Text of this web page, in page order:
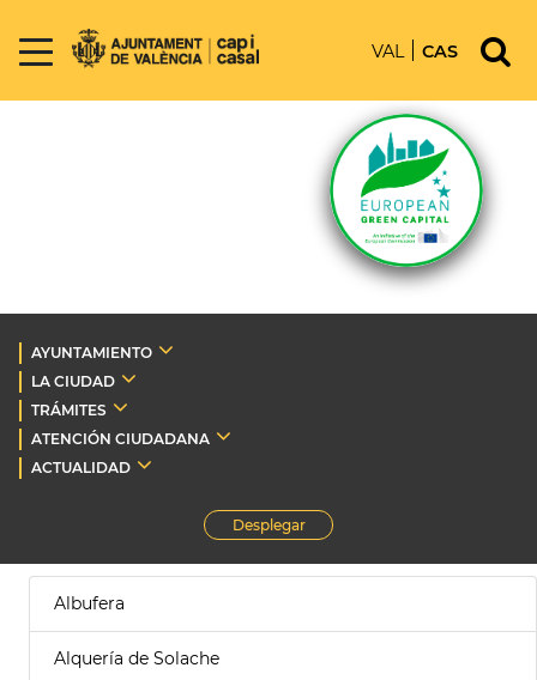
VAL CAS
AYUNTAMIENTO
LA CIUDAD
TRÁMITES
ATENCIÓN CIUDADANA
ACTUALIDAD
Desplegar
Albufera
Alquería de Solache